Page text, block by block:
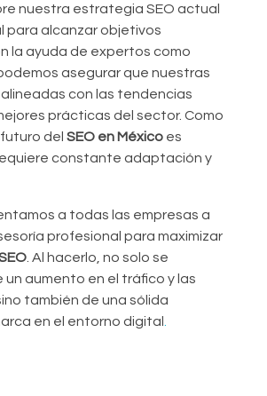
nuestra estrategia SEO actual
para alcanzar objetivos
la ayuda de expertos como
asegurar que nuestras
con las tendencias
prácticas del sector. Como
del SEO en México es
constante adaptación y
a todas las empresas a
profesional para maximizar
. Al hacerlo, no solo se
un aumento en el tráfico y las
también de una sólida
en el entorno digital